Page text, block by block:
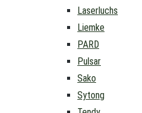
Laserluchs
Liemke
PARD
Pulsar
Sako
Sytong